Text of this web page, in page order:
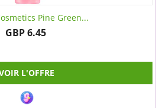
Pine Green...
GBP 6.45
L'OFFRE